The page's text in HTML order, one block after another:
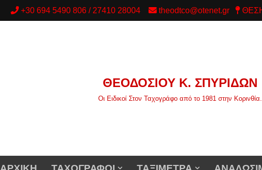
+30 694 5490 806 / 27410 28004 theodtco@otenet.gr
ΘΕΟΔΟΣΙΟΥ Κ. ΣΠΥΡΙΔΩΝ
Οι Ειδικοί Στον Ταχογράφο από το 1981 στην Κορινθία.